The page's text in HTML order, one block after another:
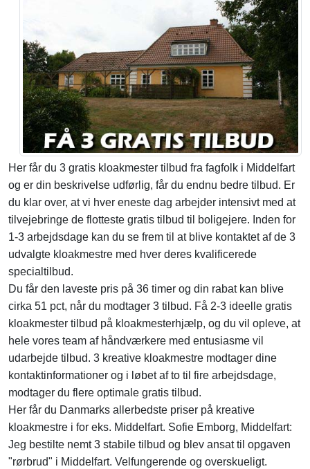
Her får du 3 gratis kloakmester tilbud fra fagfolk i Middelfart
og er din beskrivelse udførlig, får du endnu bedre tilbud. Er
du klar over, at vi hver eneste dag arbejder intensivt med at
tilvejebringe de flotteste gratis tilbud til boligejere. Inden for
1-3 arbejdsdage kan du se frem til at blive kontaktet af de 3
udvalgte kloakmestre med hver deres kvalificerede
specialtilbud.
Du får den laveste pris på 36 timer og din rabat kan blive
cirka 51 pct, når du modtager 3 tilbud. Få 2-3 ideelle gratis
kloakmester tilbud på kloakmesterhjælp, og du vil opleve, at
hele vores team af håndværkere med entusiasme vil
udarbejde tilbud. 3 kreative kloakmestre modtager dine
kontaktinformationer og i løbet af to til fire arbejdsdage,
modtager du flere optimale gratis tilbud.
Her får du Danmarks allerbedste priser på kreative
kloakmestre i for eks. Middelfart. Sofie Emborg, Middelfart:
Jeg bestilte nemt 3 stabile tilbud og blev ansat til opgaven
"rørbrud" i Middelfart. Velfungerende og overskueligt.